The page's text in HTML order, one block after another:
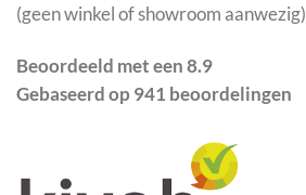
(geen winkel of showroom aanwezig)
Beoordeeld met een 8.9
Gebaseerd op 941 beoordelingen